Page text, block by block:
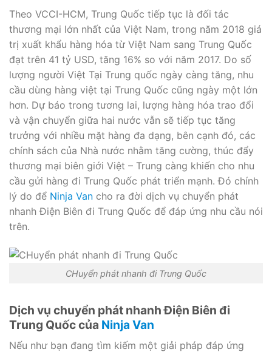
Theo VCCI-HCM, Trung Quốc tiếp tục là đối tác
thương mại lớn nhất của Việt Nam, trong năm 2018 giá
trị xuất khẩu hàng hóa từ Việt Nam sang Trung Quốc
đạt trên 41 tỷ USD, tăng 16% so với năm 2017. Do số
lượng người Việt Tại Trung quốc ngày càng tăng, nhu
cầu dùng hàng việt tại Trung Quốc cũng ngày một lớn
hơn. Dự báo trong tương lai, lượng hàng hóa trao đổi
và vận chuyển giữa hai nước vẫn sẽ tiếp tục tăng
trưởng với nhiều mặt hàng đa dạng, bên cạnh đó, các
chính sách của Nhà nước nhằm tăng cường, thúc đẩy
thương mại biên giới Việt – Trung càng khiến cho nhu
cầu gửi hàng đi Trung Quốc phát triển mạnh. Đó chính
lý do để Ninja Van cho ra đời dịch vụ chuyển phát
nhanh Điện Biên đi Trung Quốc để đáp ứng nhu cầu nói
trên.
CHuyển phát nhanh đi Trung Quốc
Dịch vụ chuyển phát nhanh Điện Biên đi
Trung Quốc của Ninja Van
Nếu như bạn đang tìm kiếm một giải pháp đáp ứng